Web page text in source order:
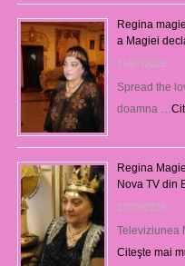
Regina
a Magiei
16/07/2025
Spread the
doamna …
Regina
Nova TV din
23/05/2025
Televiziunea
Citeşte mai